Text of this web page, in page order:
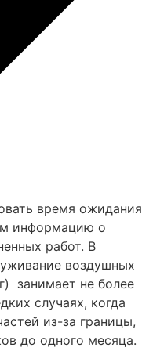
время ожидания
информацию о
работ. В
воздушных
занимает не более
случаях, когда
из-за границы,
до одного месяца.